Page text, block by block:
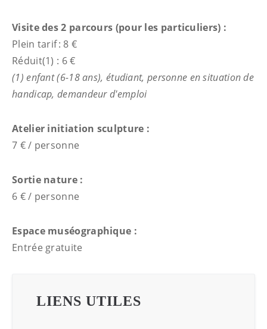
Visite des 2 parcours (pour les particuliers) :
Plein tarif : 8 €
Réduit(1) : 6 €
(1) enfant (6-18 ans), étudiant, personne en situation de
handicap, demandeur d'emploi
Atelier initiation sculpture :
7 € / personne
Sortie nature :
6 € / personne
Espace muséographique :
Entrée gratuite
LIENS UTILES